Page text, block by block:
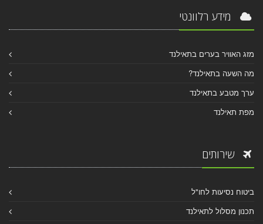
מידע רלוונטי
מזג האוויר בערים בתאילנד
מה השעה בתאילנד?
ערך מטבע בתאילנד
מפת תאילנד
שירותים
ביטוח נסיעות לחו"ל
תכנון מסלול לתאילנד